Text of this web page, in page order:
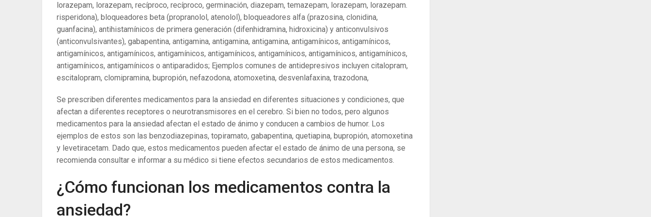
lorazepam, lorazepam, recíproco, recíproco, germinación, diazepam, temazepam, lorazepam, lorazepam.
risperidona), bloqueadores beta (propranolol, atenolol), bloqueadores alfa (prazosina, clonidina,
guanfacina), antihistamínicos de primera generación (difenhidramina, hidroxicina) y anticonvulsivos
(anticonvulsivantes), gabapentina, antigamina, antigamina, antigamina, antigamínicos, antigamínicos,
antigamínicos, antigamínicos, antigamínicos, antigamínicos, antigamínicos, antigamínicos, antigamínicos,
antigamínicos, antigamínicos o antiparadidos; Ejemplos comunes de antidepresivos incluyen citalopram,
escitalopram, clomipramina, bupropión, nefazodona, atomoxetina, desvenlafaxina, trazodona,
Se prescriben diferentes medicamentos para la ansiedad en diferentes situaciones y condiciones, que
afectan a diferentes receptores o neurotransmisores en el cerebro. Si bien no todos, pero algunos
medicamentos para la ansiedad afectan el estado de ánimo y conducen a cambios de humor. Los
ejemplos de estos son las benzodiazepinas, topiramato, gabapentina, quetiapina, bupropión, atomoxetina
y levetiracetam. Dado que, estos medicamentos pueden afectar el estado de ánimo de una persona, se
recomienda consultar e informar a su médico si tiene efectos secundarios de estos medicamentos.
¿Cómo funcionan los medicamentos contra la
ansiedad?